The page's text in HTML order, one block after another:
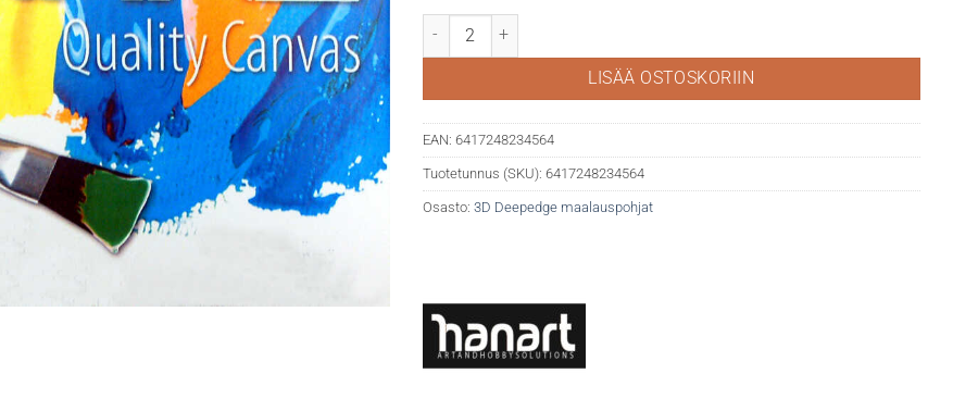
Pinko 3D maalauspohja 30x30cm määrä
LISÄÄ OSTOSKORIIN
EAN: 6417248234564
Tuotetunnus (SKU): 6417248234564
Osasto: 3D Deepedge maalauspohjat